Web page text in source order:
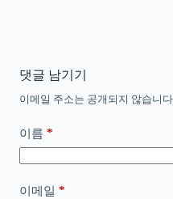
댓글 남기기
이메일 주소는 공개되지 않습니다.
이름 *
이메일 *